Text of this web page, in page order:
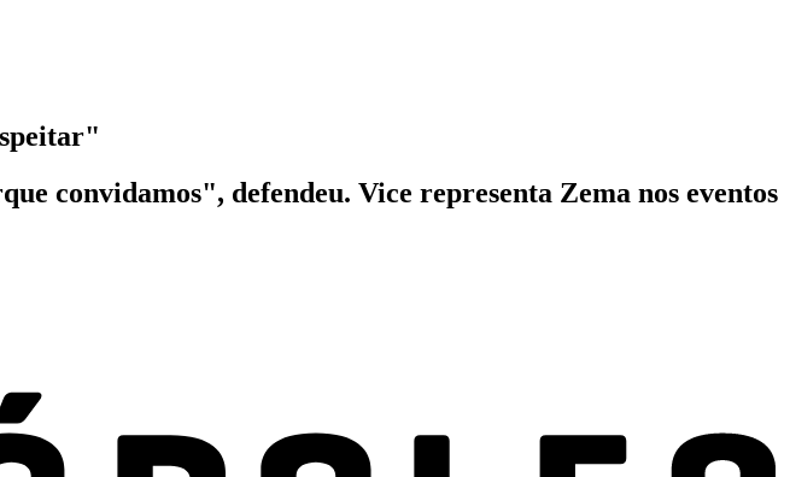
convidamos", defendeu. Vice representa Zema nos eventos